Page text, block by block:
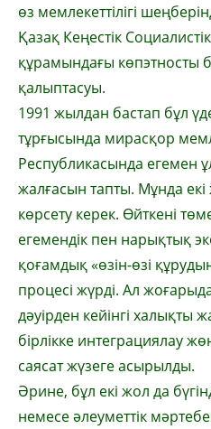
өз мемлекеттілігі
Қазақ Кеңестік
құрамындағы көпэтносты
қалыптасуы.
1991 жылдан бастап бұл
тұрғысында мирасқор
Республикасында егемен
жалғасын тапты. Мұн­да
көрсету керек. Өйткені
егемендік пен нарықтық
қо­ғам­дық «өзін-өзі
процесі жүрді. Ал
дәуірден кейінгі халық­ты
бірлікке интег­ра­циялау
саясат жүзеге асырылды.
Әрине, бұл екі жол да
немесе әлеуметтік